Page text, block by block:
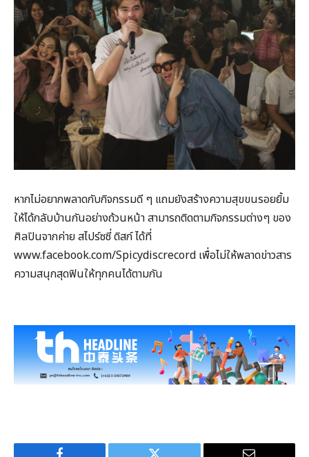
หากไม่อยากพลาดกับกิจกรรมดี ๆ แถมยังสร้างความสุขขนรอยยิ้ม
ให้ได้กลับบ้านกันอย่างถ้วนหน้า สามารถติดตามกิจกรรมต่างๆ ของ
ศิลปินจากค่าย สไปร์ซซี่ ดิสก์ ได้ที่
www.facebook.com/Spicydiscrecord เพื่อไม่ให้พลาดข่าวสาร
ความสนุกสุดฟินให้ทุกคนได้ตามกัน